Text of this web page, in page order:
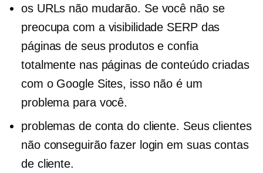
os URLs não mudarão. Se você não se
preocupa com a visibilidade SERP das
páginas de seus produtos e confia
totalmente nas páginas de conteúdo criadas
com o Google Sites, isso não é um
problema para você.
problemas de conta do cliente. Seus clientes
não conseguirão fazer login em suas contas
de cliente.